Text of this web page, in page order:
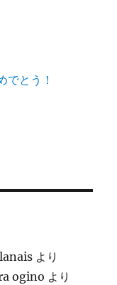
でとう！
より
ogino より